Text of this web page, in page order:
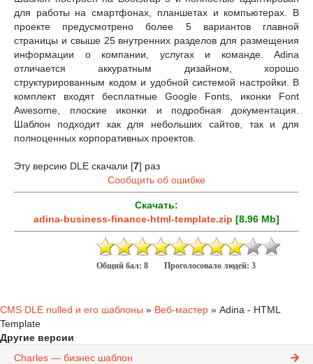
для работы на смартфонах, планшетах и компьютерах. В
проекте предусмотрено более 5 вариантов главной
страницы и свыше 25 внутренних разделов для размещения
информации о компании, услугах и команде. Adina
отличается аккуратным дизайном, хорошо
структурированным кодом и удобной системой настройки. В
комплект входят бесплатные Google Fonts, иконки Font
Awesome, плоские иконки и подробная документация.
Шаблон подходит как для небольших сайтов, так и для
полноценных корпоративных проектов.
Эту версию DLE скачали [7] раз
Сообщить об ошибке
Скачать:
adina-business-finance-html-template.zip [8.96 Mb]
Общий бал: 8 Проголосовало людей:3
CMS DLE nulled и его шаблоны » Веб-мастер » Adina - HTML
Template
Другие версии
Charles — бизнес шаблон